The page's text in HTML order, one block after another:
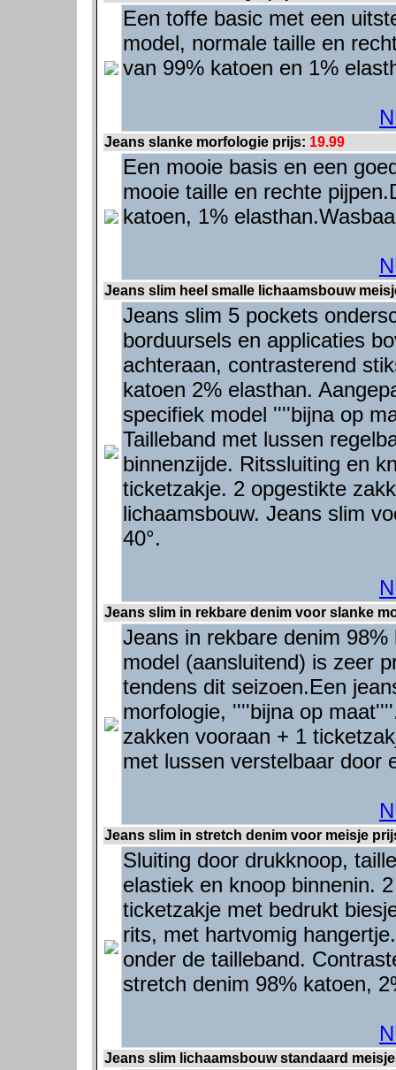
Een toffe basic met een
model, normale taille en
van 99% katoen en 1%
Jeans slanke morfologie prijs: 19.99
Een mooie basis en een
mooie taille en rechte
katoen, 1%
Jeans slim heel smalle lichaamsbouw
Jeans slim 5 pockets
borduursels en applicaties
achteraan, contrasterend
katoen 2% elasthan.
specifiek model ''''bijna op
Tailleband met lussen
binnenzijde. Ritssluiting en
ticketzakje. 2 opgestikte
lichaamsbouw. Jeans slim
40°.
Jeans slim in rekbare denim voor slanke
Jeans in rekbare denim
model (aansluitend) is zeer
tendens dit seizoen.Een
morfologie, ''''bijna op
zakken vooraan + 1
met lussen verstelbaar door
Jeans slim in stretch denim voor meisje
Sluiting door drukknoop,
elastiek en knoop binnenin.
ticketzakje met bedrukt
rits, met hartvomig
onder de tailleband.
stretch denim 98% katoen,
Jeans slim lichaamsbouw standaard